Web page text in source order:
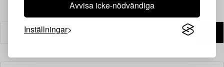
Avvisa icke-nödvändiga
Inställningar